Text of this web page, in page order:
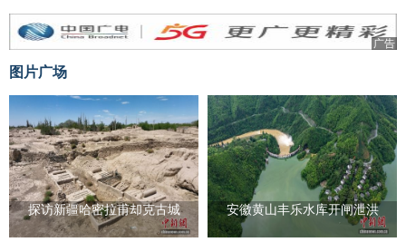
广告
图片广场
探访新疆哈密拉甫却克古城 安徽黄山丰乐水库开闸泄洪